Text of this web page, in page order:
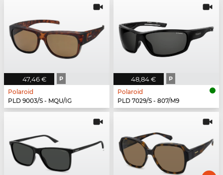
47,46 € P
Polaroid
PLD 9003/S - MQU/IG
48,84 € P
Polaroid
PLD 7029/S - 807/M9